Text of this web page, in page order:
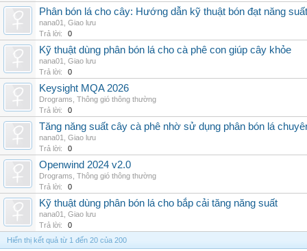
Phân bón lá cho cây: Hướng dẫn kỹ thuật bón đạt năng suất
nana01
Giao lưu
Trả lời:
0
Kỹ thuật dùng phân bón lá cho cà phê con giúp cây khỏe
nana01
Giao lưu
Trả lời:
0
Keysight MQA 2026
Drograms Thông gió thông thường
Trả lời:
0
Tăng năng suất cây cà phê nhờ sử dụng phân bón lá
nana01
Giao lưu
Trả lời:
0
Openwind 2024 v2.0
Drograms Thông gió thông thường
Trả lời:
0
Kỹ thuật dùng phân bón lá cho bắp cải tăng năng suất
nana01
Giao lưu
Trả lời:
0
Hiển thị kết quả từ 1 đến 20 của 200